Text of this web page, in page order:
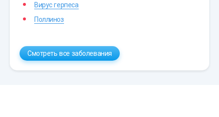
Вирус герпеса
Поллиноз
Смотреть все заболевания